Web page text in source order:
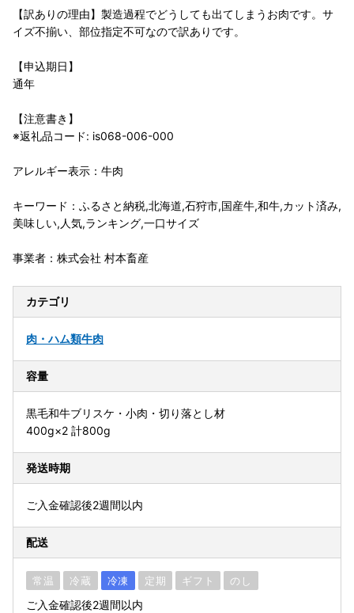
【訳ありの理由】製造過程でどうしても出てしまうお肉です。サ
イズ不揃い、部位指定不可なので訳ありです。
【申込期日】
通年
【注意書き】
※返礼品コード: is068-006-000
アレルギー表示：牛肉
キーワード：ふるさと納税,北海道,石狩市,国産牛,和牛,カット済み,
美味しい,人気,ランキング,一口サイズ
事業者：株式会社 村本畜産
カテゴリ
肉・ハム類牛肉
容量
黒毛和牛ブリスケ・小肉・切り落とし材
400g×2 計800g
発送時期
ご入金確認後2週間以内
配送
常温 冷蔵 冷凍 定期 ギフト のし
ご入金確認後2週間以内